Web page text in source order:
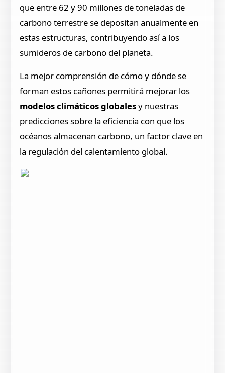
que entre 62 y 90 millones de toneladas de
carbono terrestre se depositan anualmente en
estas estructuras, contribuyendo así a los
sumideros de carbono del planeta.
La mejor comprensión de cómo y dónde se
forman estos cañones permitirá mejorar los
modelos climáticos globalesy nuestras
predicciones sobre la eficiencia con que los
océanos almacenan carbono, un factor clave en
la regulación del calentamiento global.